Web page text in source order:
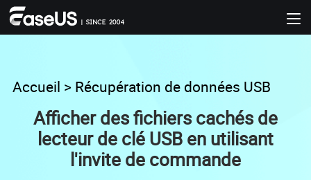
Accueil > Récupération de données USB
Afficher des fichiers cachés de
lecteur de clé USB en utilisant
l'invite de commande